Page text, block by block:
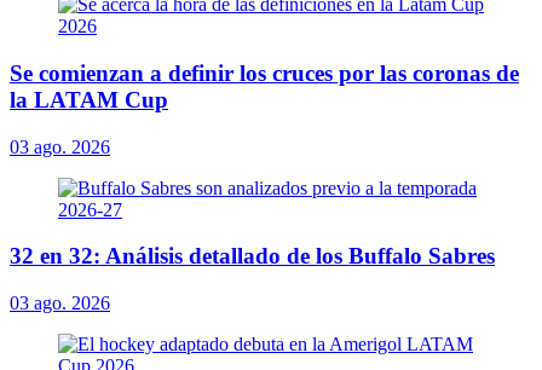
Se comienzan a definir los cruces por las coronas de
la LATAM Cup
03 ago. 2026
32 en 32: Análisis detallado de los Buffalo Sabres
03 ago. 2026